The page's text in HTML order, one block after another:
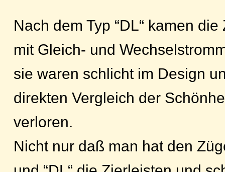
Nach dem Typ “DL“ kamen die
mit Gleich- und
sie waren schlicht im Design
direkten Vergleich der
verloren.
Nicht nur daß man hat den